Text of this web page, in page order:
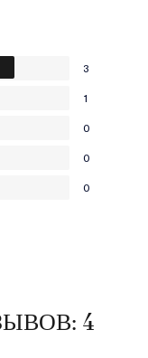
3
1
0
0
0
4